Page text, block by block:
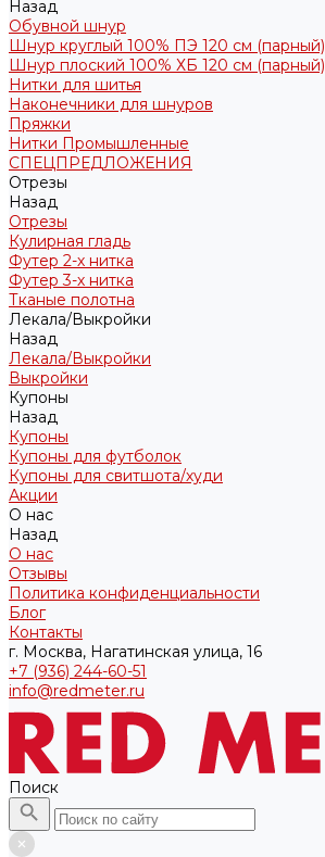
Назад
Обувной шнур
Шнур круглый 100% ПЭ 120 см (парный)
Шнур плоский 100% ХБ 120 см (парный)
Нитки для шитья
Наконечники для шнуров
Пряжки
Нитки Промышленные
СПЕЦПРЕДЛОЖЕНИЯ
Отрезы
Назад
Отрезы
Кулирная гладь
Футер 2-х нитка
Футер 3-х нитка
Тканые полотна
Лекала/Выкройки
Назад
Лекала/Выкройки
Выкройки
Купоны
Назад
Купоны
Купоны для футболок
Купоны для свитшота/худи
Акции
О нас
Назад
О нас
Отзывы
Политика конфиденциальности
Блог
Контакты
г. Москва, Нагатинская улица, 16
+7 (936) 244-60-51
info@redmeter.ru
Поиск